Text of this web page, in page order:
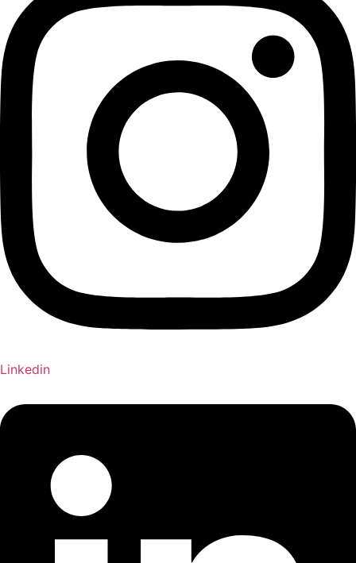
Linkedin